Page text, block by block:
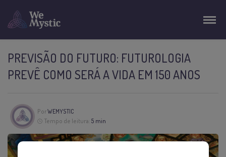
PREVISÃO DO FUTURO: FUTUROLOGIA
PREVÊ COMO SERÁ A VIDA EM 150 ANOS
PorWEMYSTIC
Tempo de leitura: 5 min